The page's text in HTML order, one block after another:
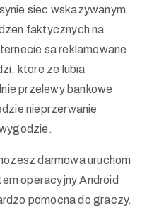
siec wskazywanym
faktycznych na
sa reklamowane
ktore ze lubia
przelewy bankowe
nieprzerwanie
darmowa uruchom
operacyjny Android
pomocna do graczy.